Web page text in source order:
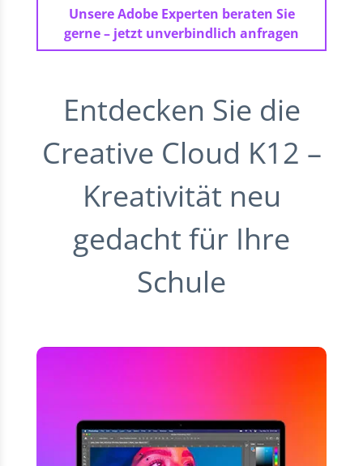
Unsere Adobe Experten beraten Sie
gerne – jetzt unverbindlich anfragen
Entdecken Sie die
Creative Cloud K12 –
Kreativität neu
gedacht für Ihre
Schule